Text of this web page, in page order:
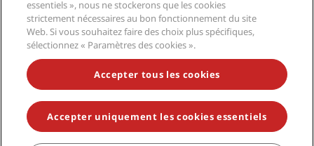
NE MANQUEZ AUCUNE DE NOS OFFRES LES PLUS
POPULAIRES
© 2026 Radisson Hotel Group.Tous droits réservés. RHG Radisson
Hotel Group, Radisson, Radisson RED, Radisson Blu, Radisson Collection,
Radisson Individuals, Park Plaza, Park Inn, Country Inn & Suites, Prize by
essentiels », nous ne stockerons que les cookies
strictement nécessaires au bon fonctionnement du site
Web. Si vous souhaitez faire des choix plus spécifiques,
sélectionnez « Paramètres des cookies ».
Accepter tous les cookies
Accepter uniquement les cookies essentiels